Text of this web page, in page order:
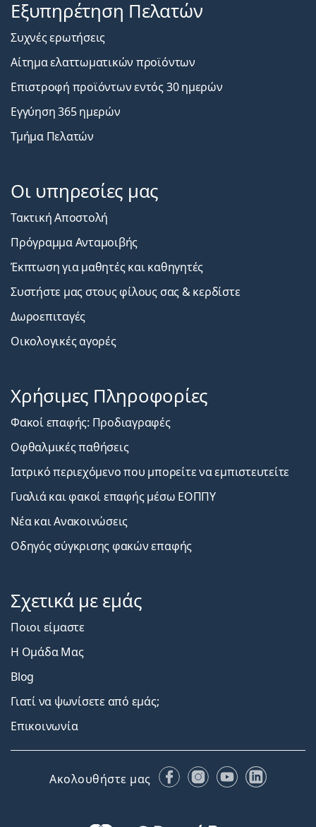
Εξυπηρέτηση Πελατών
Συχνές ερωτήσεις
Αίτημα ελαττωματικών προϊόντων
Επιστροφή προϊόντων εντός 30 ημερών
Εγγύηση 365 ημερών
Τμήμα Πελατών
Οι υπηρεσίες μας
Τακτική Αποστολή
Πρόγραμμα Ανταμοιβής
Έκπτωση για μαθητές και καθηγητές
Συστήστε μας στους φίλους σας & κερδίστε
Δωροεπιταγές
Οικολογικές αγορές
Χρήσιμες Πληροφορίες
Φακοί επαφής: Προδιαγραφές
Οφθαλμικές παθήσεις
Ιατρικό περιεχόμενο που μπορείτε να εμπιστευτείτε
Γυαλιά και φακοί επαφής μέσω ΕΟΠΠΥ
Νέα και Ανακοινώσεις
Οδηγός σύγκρισης φακών επαφής
Σχετικά με εμάς
Ποιοι είμαστε
Η Ομάδα Μας
Blog
Γιατί να ψωνίσετε από εμάς;
Επικοινωνία
Ακολουθήστε μας FacebookInstagram
YouTubeLinkedIn